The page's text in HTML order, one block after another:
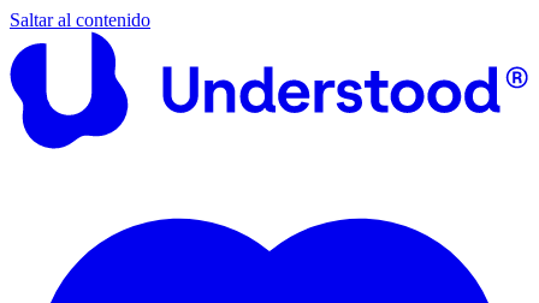
Saltar al contenido